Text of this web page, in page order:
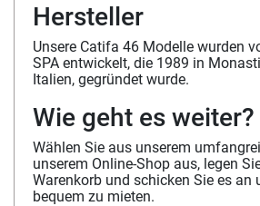
Hersteller
Unsere Catifa 46 Modelle wurden
SPA entwickelt, die 1989 in
Italien, gegründet wurde.
Wie geht es weiter?
Wählen Sie aus unserem
unserem Online-Shop aus, legen
Warenkorb und schicken Sie es an
bequem zu mieten.